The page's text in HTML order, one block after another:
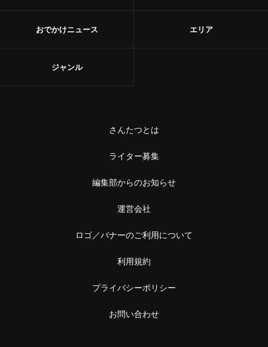
おでかけニュース エリア
ジャンル
さんたつとは
ライター募集
編集部からのお知らせ
運営会社
ロゴ／バナーのご利用について
利用規約
プライバシーポリシー
お問い合わせ